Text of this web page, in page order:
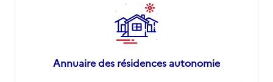
Annuaire des résidences autonomie